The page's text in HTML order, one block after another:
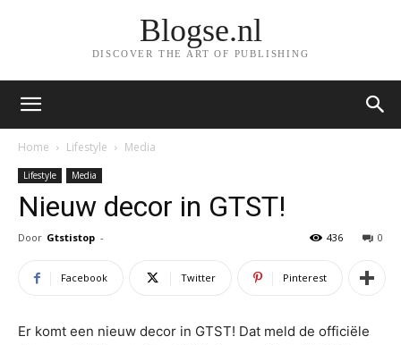
Blogse.nl
DISCOVER THE ART OF PUBLISHING
Home Lifestyle Media
Lifestyle Media
Nieuw decor in GTST!
Door Gtstistop - 0
436
Facebook Twitter Pinterest
Er komt een nieuw decor in GTST! Dat meld de officiële